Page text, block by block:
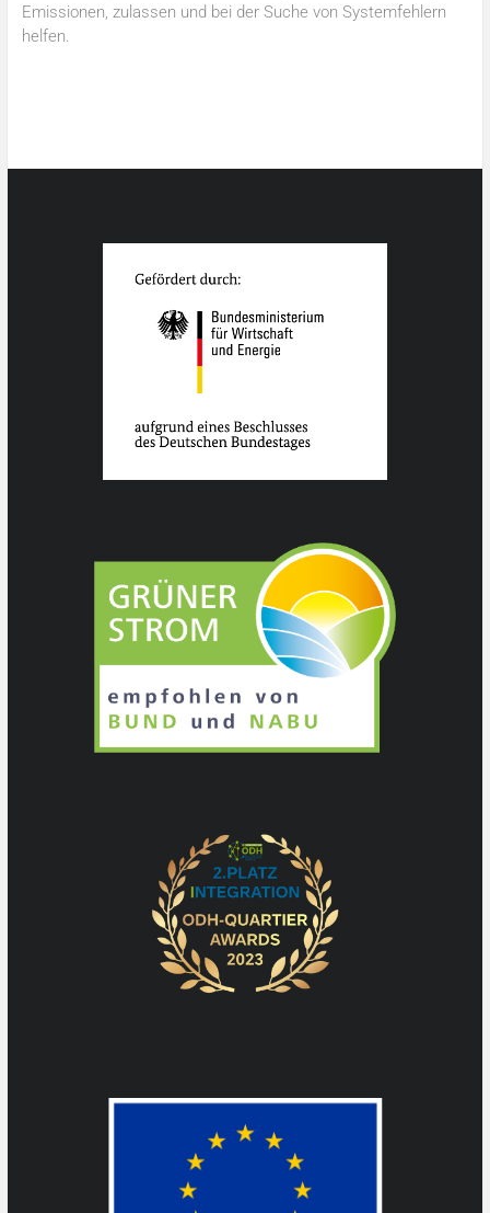
Emissionen, zulassen und bei der Suche von Systemfehlern
helfen.